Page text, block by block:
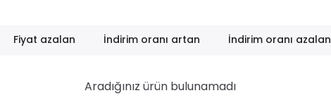
Fiyat azalan İndirim oranı artan İndirim oranı azalan
Aradığınız ürün bulunamadı